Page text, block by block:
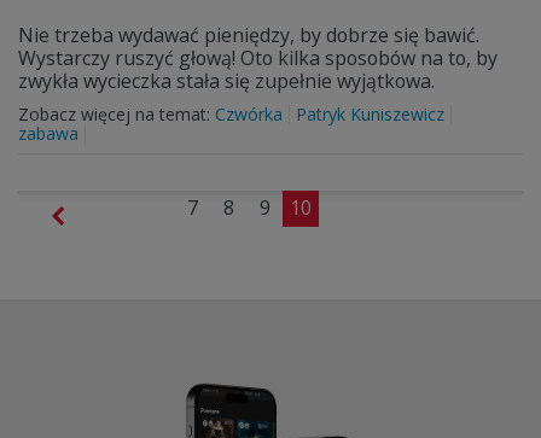
Nie trzeba wydawać pieniędzy, by dobrze się bawić.
Wystarczy ruszyć głową! Oto kilka sposobów na to, by
zwykła wycieczka stała się zupełnie wyjątkowa.
Zobacz więcej na temat: Czwórka
Patryk Kuniszewicz
zabawa
7 8 9 10